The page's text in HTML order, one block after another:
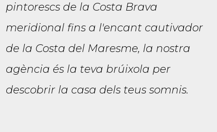
pintorescs de la Costa Brava
meridional fins a l'encant cautivador
de la Costa del Maresme, la nostra
agència és la teva brúixola per
descobrir la casa dels teus somnis.